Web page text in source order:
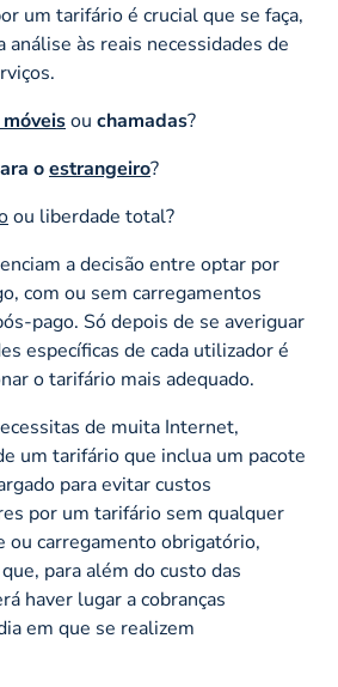
um tarifário é crucial que se faça,
às reais necessidades de
ou chamadas?
oestrangeiro?
ou liberdade total?
a decisão entre optar por
com ou sem carregamentos
pago. Só depois de se averiguar
específicas de cada utilizador é
o tarifário mais adequado.
de muita Internet,
um tarifário que inclua um pacote
para evitar custos
por um tarifário sem qualquer
ou carregamento obrigatório,
para além do custo das
haver lugar a cobranças
em que se realizem